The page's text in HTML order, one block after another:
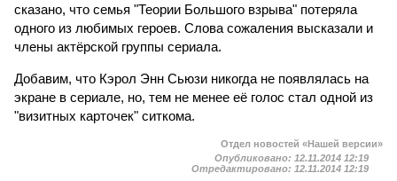
сказано, что семья "Теории Большого взрыва" потеряла
одного из любимых героев. Слова сожаления высказали и
члены актёрской группы сериала.
Добавим, что Кэрол Энн Сьюзи никогда не появлялась на
экране в сериале, но, тем не менее её голос стал одной из
"визитных карточек" ситкома.
Отдел новостей «Нашей версии»
Опубликовано: 12.11.2014 12:19
Отредактировано: 12.11.2014 12:19